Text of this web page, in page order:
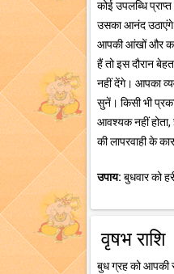
कोई उपलब्धि
उसका आनंद
आपकी आंखों और
हैं तो इस दौरान
नहीं देंगे। आपका
सुनें। किसी भी
आवश्यक नहीं
की लापरवाही के
उपाय: बुधवार को
वृषभ राशि
बुध ग्रह को आपकी